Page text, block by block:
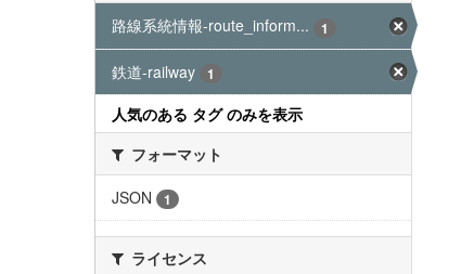
路線系統情報-route_inform...
1
鉄道-railway 1
人気のある タグ のみを表示
フォーマット
JSON
1
ライセンス